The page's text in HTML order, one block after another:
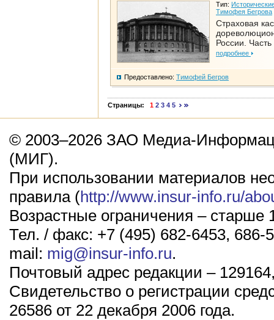
Тип:
Тимофея Бегрова
Страховая
России. Часть
подробнее
Предоставлено: Тимофей Бегров
Страницы: 1 2 3 4 5
© 2003–2026 ЗАО Медиа-
(МИГ).
При использовании материалов
правила (http://www.insur-info.ru/
Возрастные ограничения – старше
Тел. / факс: +7 (495) 682-6453, 686-
mail: mig@insur-info.ru.
Почтовый адрес редакции –
Свидетельство о регистрации
26586 от 22 декабря 2006 года.